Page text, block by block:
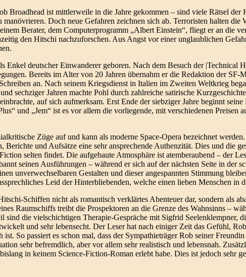
Broadhead ist mittlerweile in die Jahre gekommen – sind viele Rätsel der
Doch neue Gefahren zeichnen sich ab. Terroristen halten die
Berater, dem Computerprogramm „Albert Einstein“, fliegt er an die
den Hitschi nachzuforschen. Aus Angst vor einer unglaublichen
Enkel deutscher Einwanderer geboren. Nach dem Besuch der |Technical
Bereits im Alter von 20 Jahren übernahm er die Redaktion der SF-
an. Nach seinem Kriegsdienst in Italien im Zweiten Weltkrieg
sechziger Jahren machte Pohl durch zahlreiche satirische
auf sich aufmerksam. Erst Ende der siebziger Jahre beginnt
und „Jem“ ist es vor allem die vorliegende, mit verschiedenen Preisen
Züge auf und kann als moderne Space-Opera bezeichnet
Berichte und Aufsätze eine sehr ansprechende Authenzität. Dies und die
selten findet. Die aufgebaute Atmosphäre ist atemberaubend – der
seinen Ausführungen – während er sich auf der nächsten Seite in der
unverwechselbaren Gestalten und dieser angespannten Stimmung
Leid der Hinterbliebenden, welche einen lieben Menschen in
Schiffen nicht als romantisch verklärtes Abenteuer dar, sondern als
Raumschiffs treibt die Prospektoren an die Grenze des Wahnsinns –
sind die vielschichtigen Therapie-Gespräche mit Sigfrid Seelenklempner,
und sehr lebensecht. Der Leser hat nach einiger Zeit das Gefühl,
ist. So passiert es schon mal, dass der Sympathieträger Rob seiner
sehr befremdlich, aber vor allem sehr realistisch und lebensnah.
in keinem Science-Fiction-Roman erlebt habe. Dies ist jedoch sehr